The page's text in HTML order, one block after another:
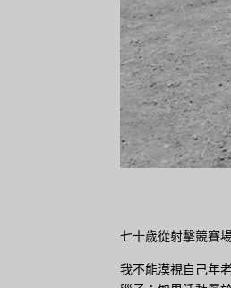
七十歲從射擊競賽
我不能漠視自己年